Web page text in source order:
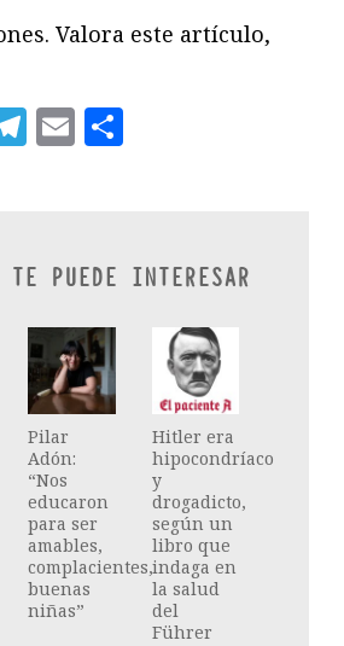
Valora este artículo,
Telegram
Email
TE PUEDE INTERESAR
Pilar
Adón:
“Nos
educaron
para ser
amables,
complacientes,
buenas
niñas”
Hitler era
hipocondríaco
y
drogadicto,
según un
libro que
indaga en
la salud
del
Führer